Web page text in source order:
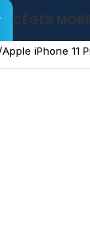
CÉGES
Apple iPhone 11